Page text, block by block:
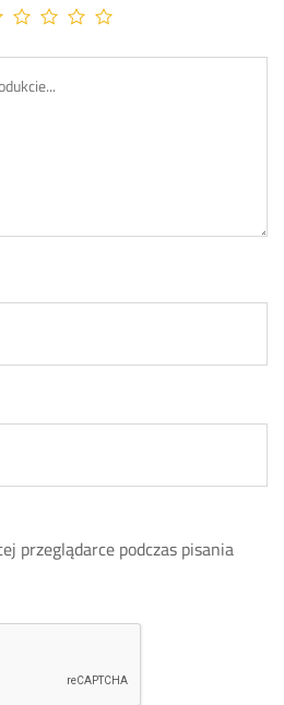
przeglądarce podczas pisania